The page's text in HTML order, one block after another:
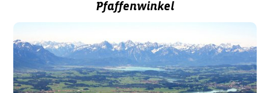
Pfaffenwinkel